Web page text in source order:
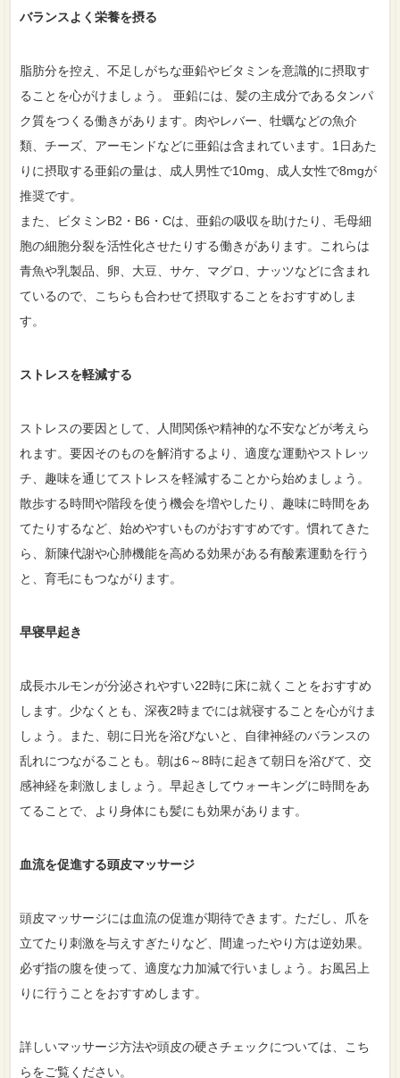
バランスよく栄養を摂る
脂肪分を控え、不足しがちな亜鉛やビタミンを意識的に摂取す
ることを心がけましょう。 亜鉛には、髪の主成分であるタンパ
ク質をつくる働きがあります。肉やレバー、牡蠣などの魚介
類、チーズ、アーモンドなどに亜鉛は含まれています。1日あた
りに摂取する亜鉛の量は、成人男性で10mg、成人女性で8mgが
推奨です。
また、ビタミンB2・B6・Cは、亜鉛の吸収を助けたり、毛母細
胞の細胞分裂を活性化させたりする働きがあります。これらは
青魚や乳製品、卵、大豆、サケ、マグロ、ナッツなどに含まれ
ているので、こちらも合わせて摂取することをおすすめしま
す。
ストレスを軽減する
ストレスの要因として、人間関係や精神的な不安などが考えら
れます。要因そのものを解消するより、適度な運動やストレッ
チ、趣味を通じてストレスを軽減することから始めましょう。
散歩する時間や階段を使う機会を増やしたり、趣味に時間をあ
てたりするなど、始めやすいものがおすすめです。慣れてきた
ら、新陳代謝や心肺機能を高める効果がある有酸素運動を行う
と、育毛にもつながります。
早寝早起き
成長ホルモンが分泌されやすい22時に床に就くことをおすすめ
します。少なくとも、深夜2時までには就寝することを心がけま
しょう。また、朝に日光を浴びないと、自律神経のバランスの
乱れにつながることも。朝は6～8時に起きて朝日を浴びて、交
感神経を刺激しましょう。早起きしてウォーキングに時間をあ
てることで、より身体にも髪にも効果があります。
血流を促進する頭皮マッサージ
頭皮マッサージには血流の促進が期待できます。ただし、爪を
立てたり刺激を与えすぎたりなど、間違ったやり方は逆効果。
必ず指の腹を使って、適度な力加減で行いましょう。お風呂上
りに行うことをおすすめします。
詳しいマッサージ方法や頭皮の硬さチェックについては、 こち
らをご覧ください。